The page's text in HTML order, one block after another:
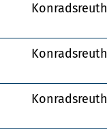
Konradsreuth
Konradsreuth
Konradsreuth